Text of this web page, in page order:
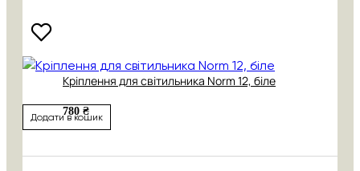
Кріплення для світильника Norm 12, біле
780 ₴
Додати в кошик